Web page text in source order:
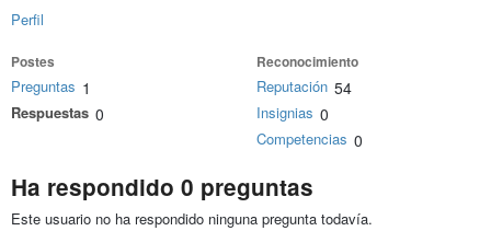
Perfil
Postes
Preguntas 1
Respuestas 0
Reconocimiento
Reputación 54
Insignias 0
Competencias 0
Ha respondido 0 preguntas
Este usuario no ha respondido ninguna pregunta todavía.